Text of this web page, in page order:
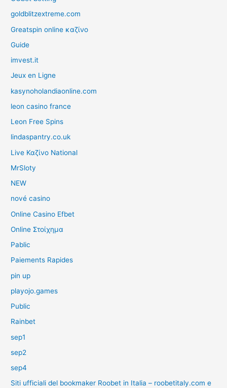
goldblitzextreme.com
Greatspin online καζίνο
Guide
imvest.it
Jeux en Ligne
kasynoholandiaonline.com
leon casino france
Leon Free Spins
lindaspantry.co.uk
Live Καζίνο National
MrSloty
NEW
nové casino
Online Casino Efbet
Online Στοίχημα
Pablic
Paiements Rapides
pin up
playojo.games
Public
Rainbet
sep1
sep2
sep4
Siti ufficiali del bookmaker Roobet in Italia – roobetitaly.com e